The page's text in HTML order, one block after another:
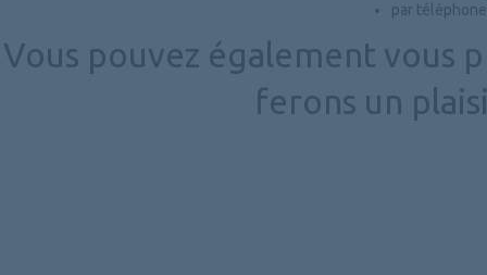
par
Vous pouvez également vous
ferons un